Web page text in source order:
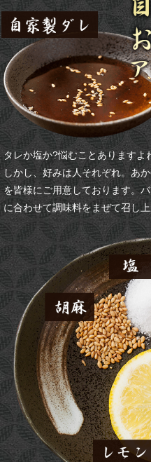
タレか塩か?悩むことありますよ
しかし、好みは人それぞれ。あ
を皆様にご用意しております。
に合わせて調味料をまぜて召し